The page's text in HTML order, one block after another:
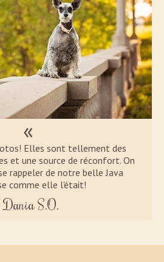
«
Elles sont tellement des
et une source de réconfort. On
rappeler de notre belle Java
comme elle l'était!
Dania S.O.